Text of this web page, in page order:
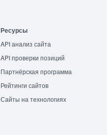
Ресурсы
API анализ сайта
API проверки позиций
Партнёрская программа
Рейтинги сайтов
Сайты на технологиях